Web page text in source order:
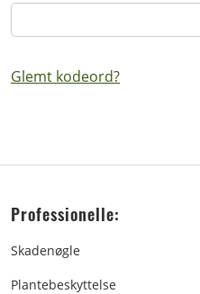
Glemt kodeord?
Professionelle:
Skadenøgle
Plantebeskyttelse